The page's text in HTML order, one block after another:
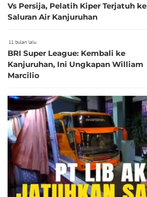
Vs Persija, Pelatih Kiper Terjatuh ke
Saluran Air Kanjuruhan
11 bulan lalu
BRI Super League: Kembali ke
Kanjuruhan, Ini Ungkapan William
Marcilio